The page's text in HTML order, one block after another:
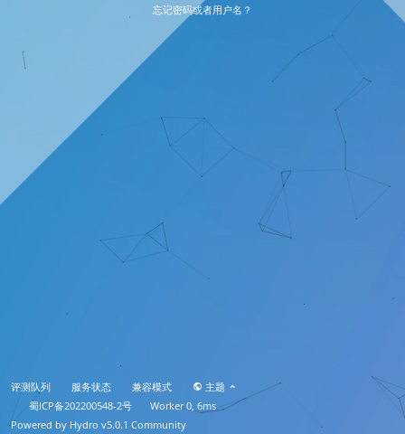
忘记密码或者用户名？
评测队列 服务状态 兼容模式
主题
蜀ICP备202200548-2号
Worker 0, 6ms
Powered by Hydro v5.0.1 Community